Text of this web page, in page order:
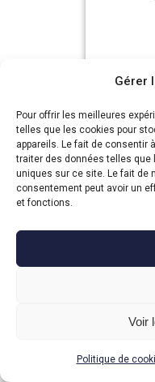
Gérer
Pour offrir les meilleures
telles que les cookies pour
appareils. Le fait de consentir
traiter des données telles que
uniques sur ce site. Le fait de
consentement peut avoir un
et fonctions.
Voir
Politique de